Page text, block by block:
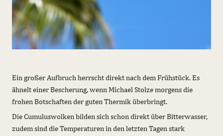
Ein großer Aufbruch herrscht direkt nach dem Frühstück. Es
ähnelt einer Bescherung, wenn Michael Stolze morgens die
frohen Botschaften der guten Thermik überbringt.
Die Cumuluswolken bilden sich schon direkt über Bitterwasser,
zudem sind die Temperaturen in den letzten Tagen stark